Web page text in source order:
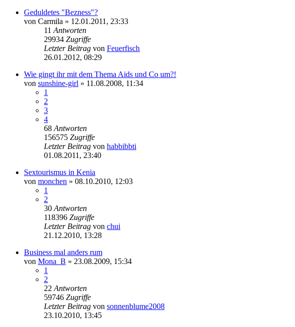
Geduldetes "Bezness"?
von Carmila » 12.01.2011, 23:33
11 Antworten
29934 Zugriffe
Letzter Beitrag von Feuerfisch
26.01.2012, 08:29
Wie gingt ihr mit dem Thema Aids und Co um?!
von sunshine-girl » 11.08.2008, 11:34
1
2
3
4
68 Antworten
156575 Zugriffe
Letzter Beitrag von habbibbti
01.08.2011, 23:40
Sextourismus in Kenia
von monchen » 08.10.2010, 12:03
1
2
30 Antworten
118396 Zugriffe
Letzter Beitrag von chui
21.12.2010, 13:28
Business mal anders rum
von Mona_B » 23.08.2009, 15:34
1
2
22 Antworten
59746 Zugriffe
Letzter Beitrag von sonnenblume2008
23.10.2010, 13:45